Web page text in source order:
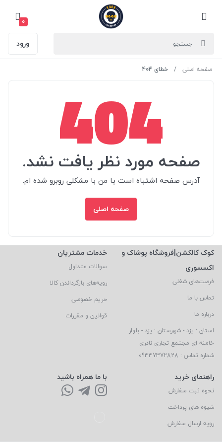
0
ورود
صفحه اصلی خطای 404
404
صفحه مورد نظر یافت نشد.
آدرس صفحه اشتباه است یا من با مشکلی روبرو شده ام.
صفحه اصلی
کوک کالکشن|فروشگاه پوشاک و
اکسسوری
فرصت‌های شغلی
تماس با ما
درباره ما
استان : یزد - شهرستان : یزد - بلوار
خامنه ای مجتمع تجاری نادری
شماره تماس : 09337372828
خدمات مشتریان
سوالات متداول
رویه‌های بازگرداندن کالا
حریم خصوصی
قوانین و مقررات
راهنمای خرید
نحوه ثبت سفارش
شیوه های پرداخت
رویه ارسال سفارش
با ما همراه باشید